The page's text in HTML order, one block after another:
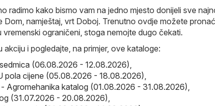
radimo kako bismo vam na jedno mjesto donijeli sve
Dom, namještaj, vrt Doboj. Trenutno ovdje možete
ograničeni, stoga nemojte dugo čekati.
akciju i pogledajte, na primjer, ove kataloge:
(06.08.2026 - 12.08.2026),
pola cijene (05.08.2026 - 18.08.2026),
Agromehanika katalog (01.08.2026 - 31.08.2026),
(31.07.2026 - 20.08.2026),